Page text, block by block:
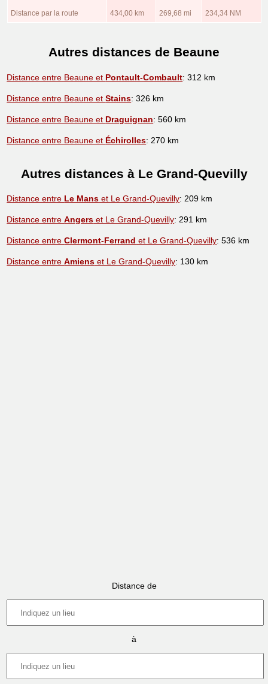
Distance par la route 434,00 km 269,68 mi 234,34 NM
Autres distances de Beaune
Distance entre Beaune et Pontault-Combault: 312 km
Distance entre Beaune etStains: 326 km
Distance entre Beaune et Draguignan: 560 km
Distance entre Beaune et Échirolles: 270 km
Autres distances à Le Grand-Quevilly
Distance entre Le Mans et Le Grand-Quevilly: 209 km
Distance entreAngers et Le Grand-Quevilly: 291 km
Distance entreClermont-Ferrand et Le Grand-Quevilly: 536 km
Distance entreAmiens et Le Grand-Quevilly: 130 km
Distance de
à